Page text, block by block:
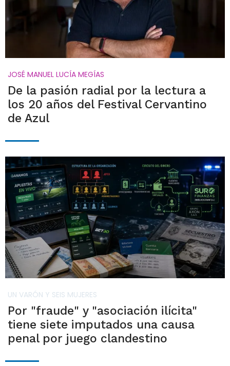
JOSÉ MANUEL LUCÍA MEGÍAS
De la pasión radial por la lectura a
los 20 años del Festival Cervantino
de Azul
UN VARÓN Y SEIS MUJERES
Por "fraude" y "asociación ilícita"
tiene siete imputados una causa
penal por juego clandestino